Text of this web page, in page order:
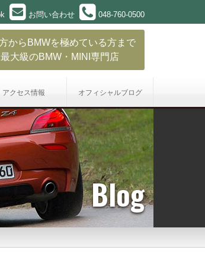
お問い合わせ 048-760-0500
からBMWを極めている方まで
大級のBMW・MINI専門店
アクセス情報 オフィシャルブログ
Blog